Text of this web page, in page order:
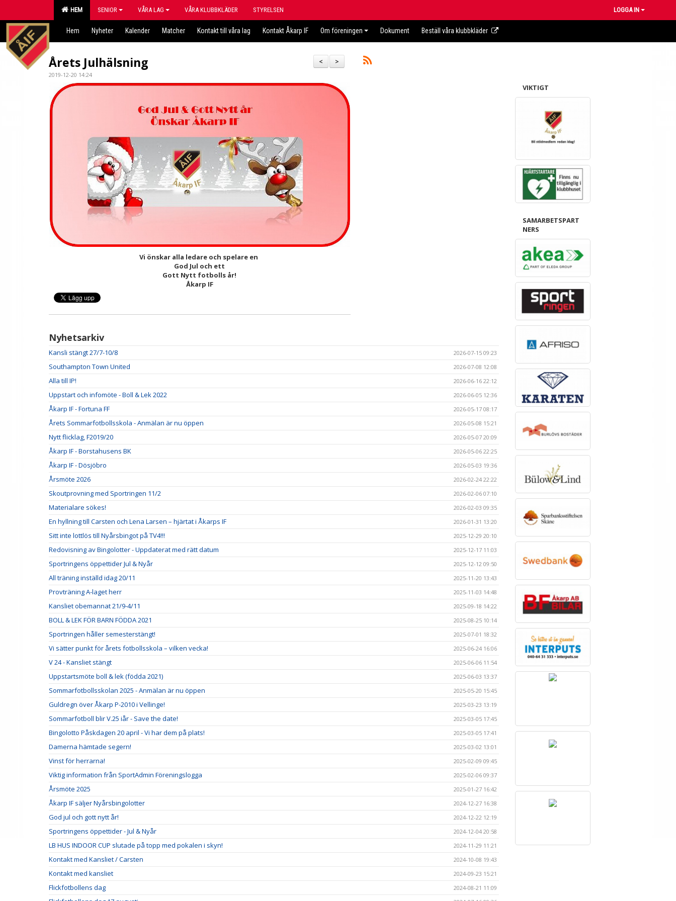
HEM SENIOR VÅRA LAG VÅRA KLUBBKLÄDER STYRELSEN LOGGA IN
Hem Nyheter Kalender Matcher Kontakt till våra lag Kontakt Åkarp IF Om föreningen Dokument Beställ våra klubbkläder
>
<
Årets Julhälsning
2019-12-20 14:24
Vi önskar alla ledare och spelare en
God Jul och ett
Gott Nytt fotbolls år!
Åkarp IF
Nyhetsarkiv
Kansli stängt 27/7-10/8 2026-07-15 09:23
Southampton Town United 2026-07-08 12:08
Alla till IP! 2026-06-16 22:12
Uppstart och infomöte - Boll & Lek 2022 2026-06-05 12:36
Åkarp IF - Fortuna FF 2026-05-17 08:17
Årets Sommarfotbollsskola - Anmälan är nu öppen 2026-05-08 15:21
Nytt flicklag, F2019/20 2026-05-07 20:09
Åkarp IF - Borstahusens BK 2026-05-06 22:25
Åkarp IF - Dösjöbro 2026-05-03 19:36
Årsmöte 2026 2026-02-24 22:22
Skoutprovning med Sportringen 11/2 2026-02-06 07:10
Materialare sökes! 2026-02-03 09:35
En hyllning till Carsten och Lena Larsen – hjärtat i Åkarps IF 2026-01-31 13:20
Sitt inte lottlös till Nyårsbingot på TV4!!! 2025-12-29 20:10
Redovisning av Bingolotter - Uppdaterat med rätt datum 2025-12-17 11:03
Sportringens öppettider Jul & Nyår 2025-12-12 09:50
All träning inställd idag 20/11 2025-11-20 13:43
Provträning A-laget herr 2025-11-03 14:48
Kansliet obemannat 21/9-4/11 2025-09-18 14:22
BOLL & LEK FÖR BARN FÖDDA 2021 2025-08-25 10:14
Sportringen håller semesterstängt! 2025-07-01 18:32
Vi sätter punkt för årets fotbollsskola – vilken vecka! 2025-06-24 16:06
V 24 - Kansliet stängt 2025-06-06 11:54
Uppstartsmöte boll & lek (födda 2021) 2025-06-03 13:37
Sommarfotbollsskolan 2025 - Anmälan är nu öppen 2025-05-20 15:45
Guldregn över Åkarp P-2010 i Vellinge! 2025-03-23 13:19
Sommarfotboll blir V.25 iår - Save the date! 2025-03-05 17:45
Bingolotto Påskdagen 20 april - Vi har dem på plats! 2025-03-05 17:41
Damerna hämtade segern! 2025-03-02 13:01
Vinst för herrarna! 2025-02-09 09:45
Viktig information från SportAdmin Föreningslogga 2025-02-06 09:37
Årsmöte 2025 2025-01-27 16:42
Åkarp IF säljer Nyårsbingolotter 2024-12-27 16:38
God jul och gott nytt år! 2024-12-22 12:19
Sportringens öppettider - Jul & Nyår 2024-12-04 20:58
LB HUS INDOOR CUP slutade på topp med pokalen i skyn! 2024-11-29 11:21
Kontakt med Kansliet / Carsten 2024-10-08 19:43
Kontakt med kansliet 2024-09-23 15:21
Flickfotbollens dag 2024-08-21 11:09
VIKTIGT
SAMARBETSPART
NERS